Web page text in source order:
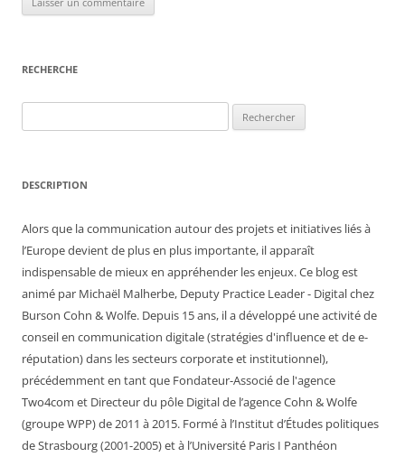
RECHERCHE
DESCRIPTION
Alors que la communication autour des projets et initiatives liés à
l’Europe devient de plus en plus importante, il apparaît
indispensable de mieux en appréhender les enjeux. Ce blog est
animé par Michaël Malherbe, Deputy Practice Leader - Digital chez
Burson Cohn & Wolfe. Depuis 15 ans, il a développé une activité de
conseil en communication digitale (stratégies d'influence et de e-
réputation) dans les secteurs corporate et institutionnel),
précédemment en tant que Fondateur-Associé de l'agence
Two4com et Directeur du pôle Digital de l’agence Cohn & Wolfe
(groupe WPP) de 2011 à 2015. Formé à l’Institut d’Études politiques
de Strasbourg (2001-2005) et à l’Université Paris I Panthéon